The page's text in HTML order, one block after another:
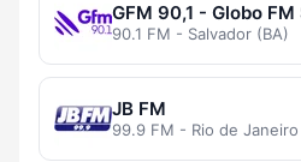
GFM 90,1 - Globo
90.1 FM - Salvador (BA)
JB FM
99.9 FM - Rio de Janeiro